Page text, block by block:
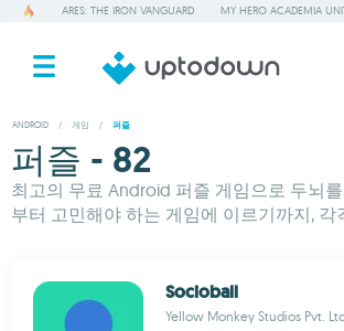
ARES: THE IRON VANGUARD MY HERO ACADEMIA
ANDROID / 게임 / 퍼즐
퍼즐 - 82
최고의 무료 Android 퍼즐 게임으로 두뇌
부터 고민해야 하는 게임에 이르기까지,
Socioball
Yellow Monkey Studios Pvt.